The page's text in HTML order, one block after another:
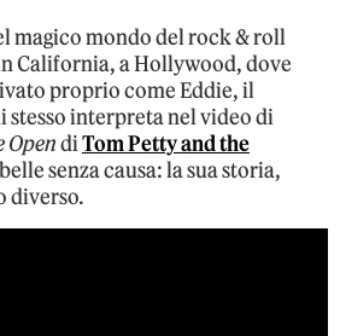
magico mondo del rock & roll
California, a Hollywood, dove
proprio come Eddie, il
stesso interpreta nel video di
OpendiTom Petty and the
senza causa: la sua storia,
diverso.